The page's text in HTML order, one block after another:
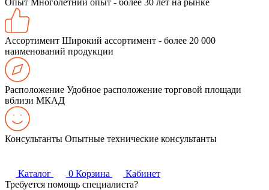
Ассортимент Широкий ассортимент - более 20 000
наименований продукции
Расположение Удобное расположение торговой площади
вблизи МКАД
Консультанты Опытные технические консультанты
Каталог 0 Корзина
Кабинет
Требуется помощь специалиста?